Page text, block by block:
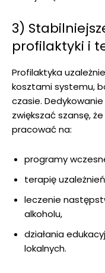
3)
profilaktyki i
Profilaktyka
kosztami systemu,
czasie.
zwiększać szansę,
pracować na:
programy
terapię
leczenie
alkoholu,
działania
lokalnych.